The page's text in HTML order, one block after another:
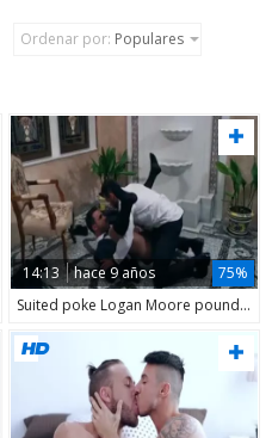
de tus videos favoritos.
Ordenar por: Populares
14:13 hace 9 años
75%
Suited poke Logan Moore pounded By His Employe